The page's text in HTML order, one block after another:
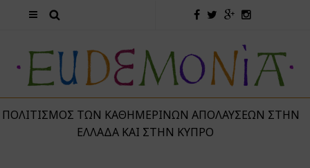
ΤΩΝ ΚΑΘΗΜΕΡΙΝΏΝ ΑΠΟΛΑΎΣΕΩΝ ΣΤΗΝ
ΕΛΛΆΔΑ ΚΑΙ ΣΤΗΝ ΚΎΠΡΟ